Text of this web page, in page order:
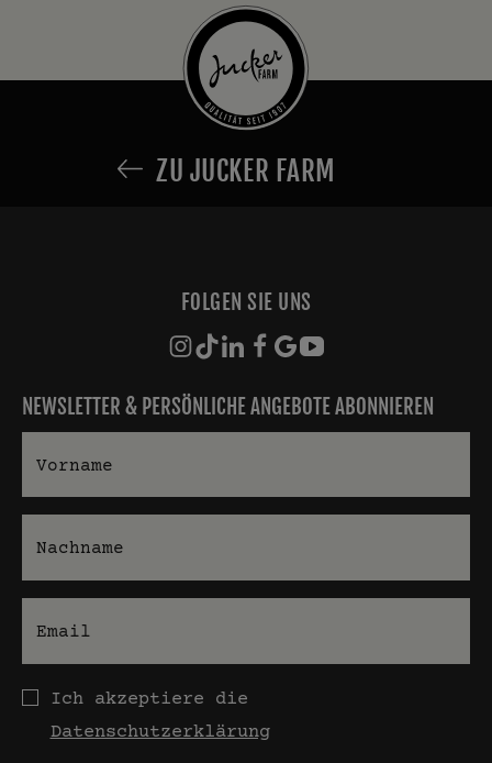
ZU JUCKER FARM
FOLGEN SIE UNS
NEWSLETTER & PERSÖNLICHE ANGEBOTE ABONNIEREN
Datenschutz
Ich akzeptiere die
Datenschutzerklärung